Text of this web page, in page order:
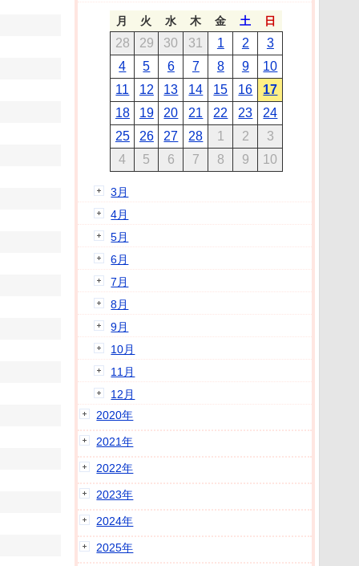
月 火 水 木 金 土 日
28 29 30 31 1 2
3
4
5 6 7 8 9
10
11
12 13 14 15 16
17
18
19 20 21 22 23
24
25
26 27 28 1 2
3
4
5 6 7 8 9 10
3月
4月
5月
6月
7月
8月
9月
10月
11月
12月
2020年
2021年
2022年
2023年
2024年
2025年